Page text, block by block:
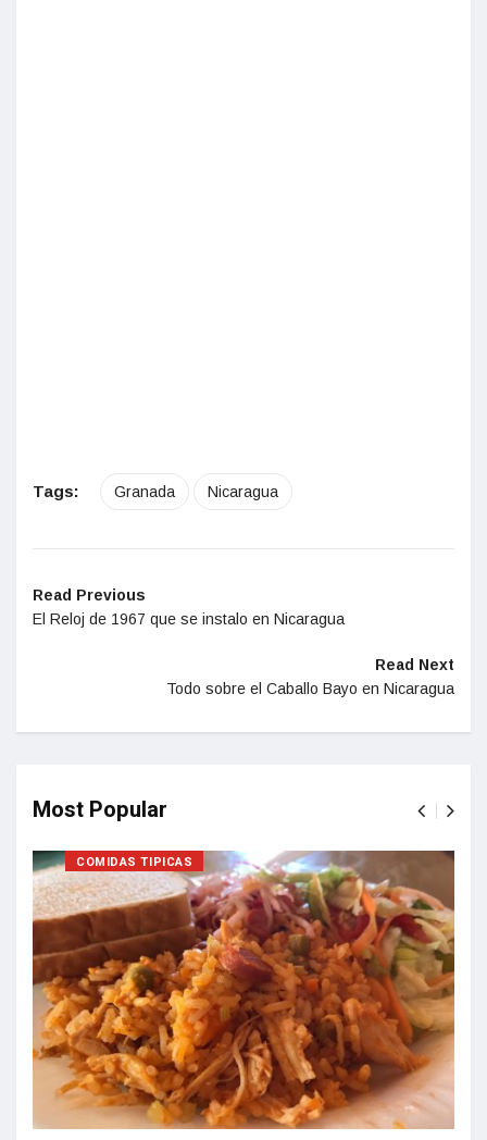
Tags: Granada Nicaragua
Read Previous
El Reloj de 1967 que se instalo en Nicaragua
Read Next
Todo sobre el Caballo Bayo en Nicaragua
Most Popular
COMIDAS TIPICAS